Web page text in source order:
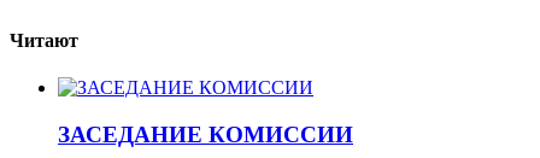
Читают
ЗАСЕДАНИЕ КОМИССИИ